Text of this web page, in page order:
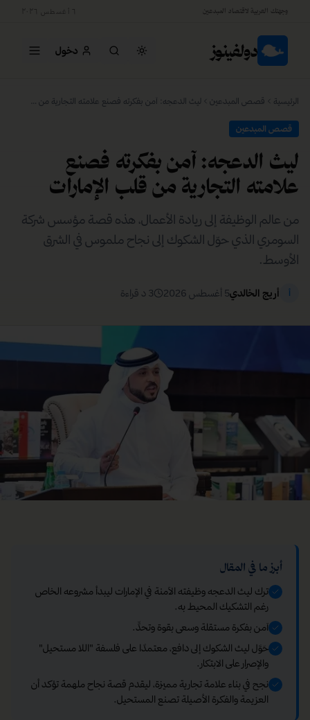
وجهتك العربية لاقتصاد المبدعين ٦ أغسطس ٢٠٢٦
دولفينوز دخول
الرئيسية قصص المبدعين
قصص المبدعين
ليث الدعجه: آمن بفكرته فصنع
علامته التجارية من قلب الإمارات
من عالم الوظيفة إلى ريادة الأعمال، هذه قصة مؤسس شركة
السومري الذي حوّل الشكوك إلى نجاح ملموس في الشرق
الأوسط.
أ أريج الخالدي5 أغسطس 2026 3 د قراءة
أبرز ما في المقال
ترك ليث الدعجه وظيفته الآمنة في الإمارات ليبدأ مشروعه الخاص
رغم التشكيك المحيط به.
آمن بفكرة مستقلة وسعى بقوة وتحدٍّ.
حَوَّل ليث الشكوك إلى دافع، معتمدًا على فلسفة "اللا مستحيل"
والإصرار على الابتكار.
نجح في بناء علامة تجارية مميزة، ليقدم قصة نجاح ملهمة تؤكد أن
العزيمة والفكرة الأصيلة تصنع المستحيل.